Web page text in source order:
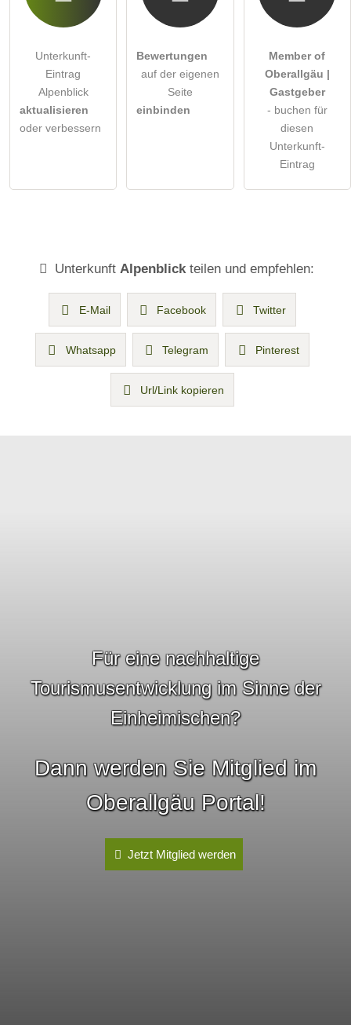
Unterkunft-
Eintrag
Alpenblick
aktualisieren
oder verbessern
Bewertungen
auf der eigenen
Seite
einbinden
Member of
Oberallgäu |
Gastgeber
- buchen für
diesen
Unterkunft-
Eintrag
UnterkunftAlpenblickteilen und empfehlen:
E-Mail Facebook Twitter
Whatsapp Telegram Pinterest
Url/Link kopieren
Für eine nachhaltige
Tourismusentwicklung im Sinne der
Einheimischen?
Dann werden Sie Mitglied im
Oberallgäu Portal!
Jetzt Mitglied werden